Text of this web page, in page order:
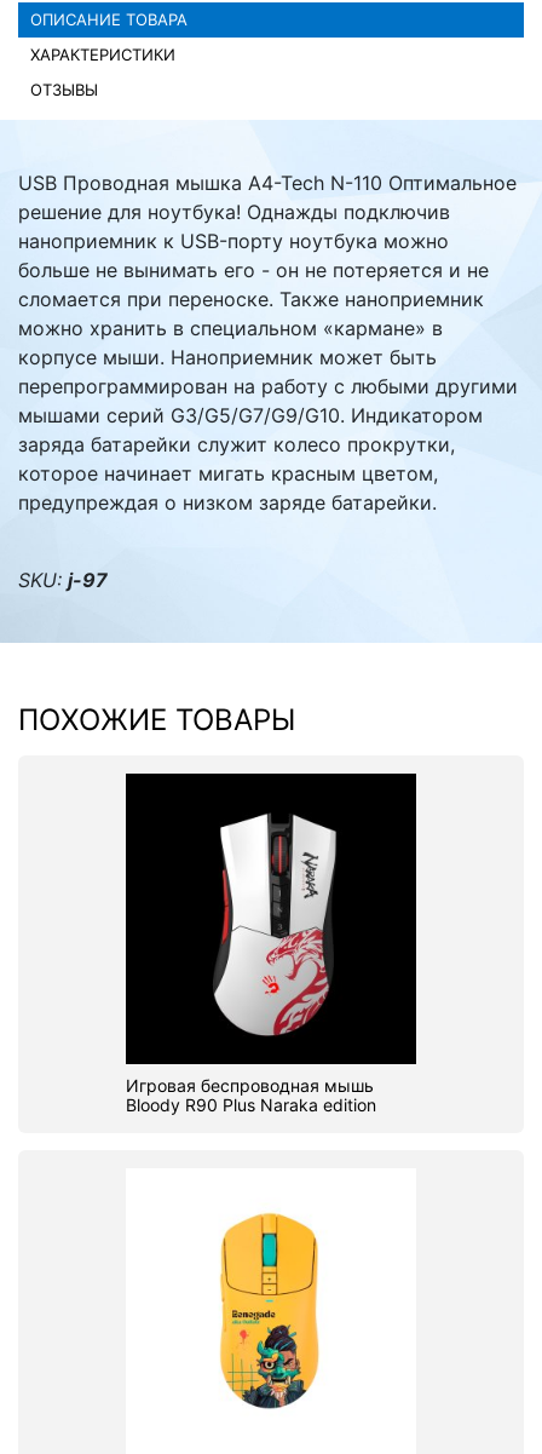
ОПИСАНИЕ ТОВАРА
ХАРАКТЕРИСТИКИ
ОТЗЫВЫ
USB Проводная мышка A4-Tech N-110 Оптимальное
решение для ноутбука! Однажды подключив
наноприемник к USB-порту ноутбука можно
больше не вынимать его - он не потеряется и не
сломается при переноске. Также наноприемник
можно хранить в специальном «кармане» в
корпусе мыши. Наноприемник может быть
перепрограммирован на работу с любыми другими
мышами серий G3/G5/G7/G9/G10. Индикатором
заряда батарейки служит колесо прокрутки,
которое начинает мигать красным цветом,
предупреждая о низком заряде батарейки.
SKU: j-97
ПОХОЖИЕ ТОВАРЫ
Игровая беспроводная мышь
Bloody R90 Plus Naraka edition